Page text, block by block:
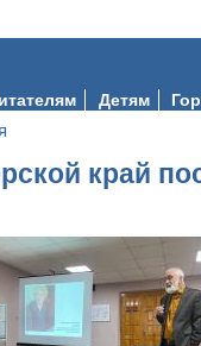
Детям
край